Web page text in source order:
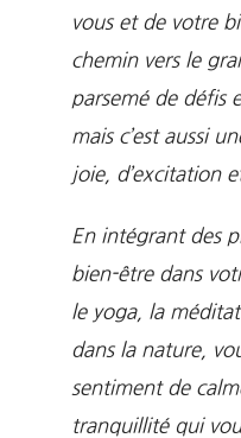
vous et de votre
chemin vers le
parsemé de défis
mais c’est aussi
joie, d’excitation
En intégrant des
bien-être dans
le yoga, la
dans la nature,
sentiment de
tranquillité qui